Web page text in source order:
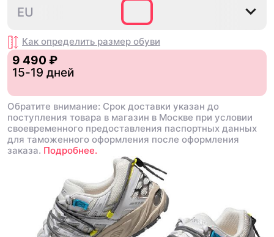
39
EU
Как определить размер обуви
9 490 ₽
15-19 дней
Обратите внимание: Срок доставки указан до
поступления товара в магазин в Москве при условии
своевременного предоставления паспортных данных
для таможенного оформления после оформления
заказа. Подробнее.